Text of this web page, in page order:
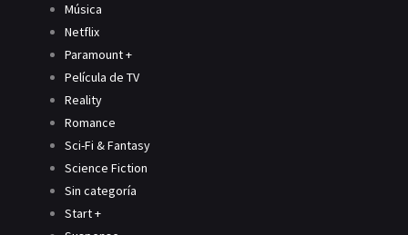
Música
Netflix
Paramount +
Película de TV
Reality
Romance
Sci-Fi & Fantasy
Science Fiction
Sin categoría
Start +